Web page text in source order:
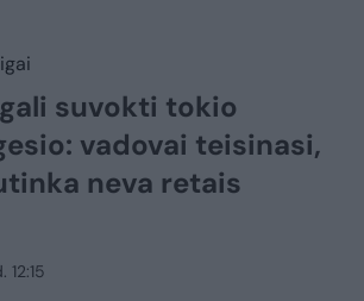
suvokti tokio
vadovai teisinasi,
neva retais